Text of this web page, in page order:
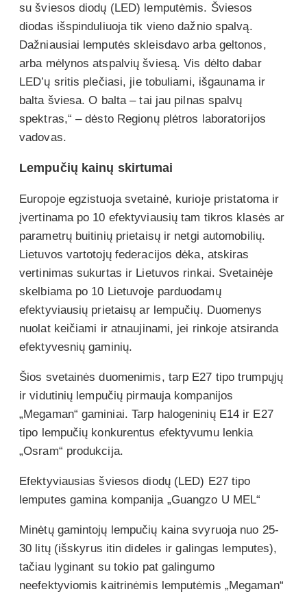
su šviesos diodų (LED) lemputėmis. Šviesos
diodas išspinduliuoja tik vieno dažnio spalvą.
Dažniausiai lemputės skleisdavo arba geltonos,
arba mėlynos atspalvių šviesą. Vis dėlto dabar
LED’ų sritis plečiasi, jie tobuliami, išgaunama ir
balta šviesa. O balta – tai jau pilnas spalvų
spektras,“ – dėsto Regionų plėtros laboratorijos
vadovas.
Lempučių kainų skirtumai
Europoje egzistuoja svetainė, kurioje pristatoma ir
įvertinama po 10 efektyviausių tam tikros klasės ar
parametrų buitinių prietaisų ir netgi automobilių.
Lietuvos vartotojų federacijos dėka, atskiras
vertinimas sukurtas ir Lietuvos rinkai. Svetainėje
skelbiama po 10 Lietuvoje parduodamų
efektyviausių prietaisų ar lempučių. Duomenys
nuolat keičiami ir atnaujinami, jei rinkoje atsiranda
efektyvesnių gaminių.
Šios svetainės duomenimis, tarp E27 tipo trumpųjų
ir vidutinių lempučių pirmauja kompanijos
„Megaman“ gaminiai. Tarp halogeninių E14 ir E27
tipo lempučių konkurentus efektyvumu lenkia
„Osram“ produkcija.
Efektyviausias šviesos diodų (LED) E27 tipo
lemputes gamina kompanija „Guangzo U MEL“
Minėtų gamintojų lempučių kaina svyruoja nuo 25-
30 litų (išskyrus itin dideles ir galingas lemputes),
tačiau lyginant su tokio pat galingumo
neefektyviomis kaitrinėmis lemputėmis „Megaman“